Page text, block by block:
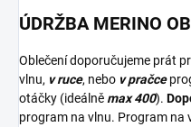
ÚDRŽBA MERINO
Oblečení doporučujeme prát
vlnu, v ruce, nebo v pračce
otáčky (ideálněmax 400).
program na vlnu. Program na